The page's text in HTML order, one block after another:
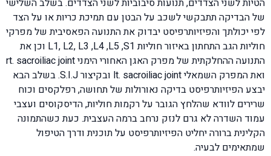
הטיות לשני הצדדים, תנועות סיבוביות לשני הצדדים. בשלב השלישי
של הבדיקה תתבקשי לשכב על הבטן עם תמיכת כריות או על הצד
לפי יכולתך והפיזיותרפיסט יבדוק את התנועה הפאסיבית של מפרקי
חוליות הגב התחתון באיזור חוליות L1, L2, L3 ,L4 ,L5 ,S1 וכן את
התנועה ההחלקתית של מפרק האגן האחורי הימני rt. sacroiliac joint
ואת המפרק השמאלי lt. sacroiliac joint ובקיצור S.I.J. בשלב הבא
יבצע הפיזיותרפיסט בדיקה נאורולות של תחושה, רפלקסים וכוח
שרירים לוודא שהלחץ הגובר על רקמות חוליות, הדיסקוסים ועצבי
עמוד השדרה לא גרם לנזק נרחב ברמה העצבית. כעת כשהתמונה
הקלינית ברורה יחליט הפיזיותרפיסט על תוכנית ודרך הטיפול
שמתאימים לבעיה.